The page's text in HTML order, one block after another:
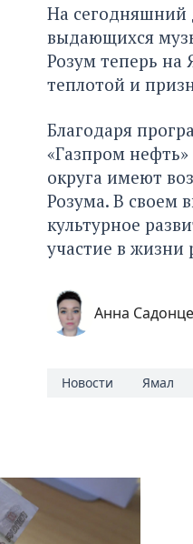
На сегодняшний
выдающихся
Розум теперь на
теплотой и
Благодаря
«Газпром
округа имеют
Розума. В своем
культурное
участие в жизни
Анна
Новости Ямал